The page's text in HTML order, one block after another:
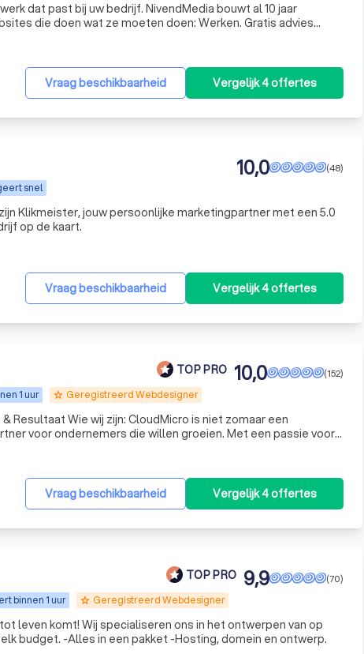
dat past bij uw bedrijf. NivendMedia bouwt al 10 jaar
die doen wat ze moeten doen: Werken. Gratis advies
Vraag beschikbaarheid Vergelijk 4 offertes
snel
(48)
10,0
Klikmeister, jouw persoonlijke marketingpartner met een 5.0
op de kaart.
Vraag beschikbaarheid Vergelijk 4 offertes
TOP PRO
1 uur grade Geregistreerd Webdesigner
(152)
10,0
is niet zomaar een
voor ondernemers die willen groeien. Met een passie voor
creëren wij professionele websites en webshops die doen
Vraag beschikbaarheid
Vergelijk 4 offertes
TOP PRO
binnen 1 uur grade Geregistreerd Webdesigner
(70)
9,9
leven komt! Wij specialiseren ons in het ontwerpen van op
budget. -Alles in een pakket -Hosting, domein en ontwerp.